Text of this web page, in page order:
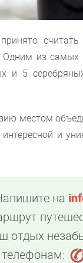
из самых
и 5
местом
и
на
отдых